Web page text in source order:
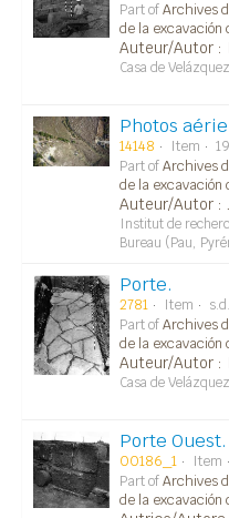
Part ofArchives
de la excavación
Auteur/Autor :
Casa de
Photos
14148 Item
Part ofArchives
de la excavación
Auteur/Autor :
Institut de
Bureau (Pau,
Porte.
2781 Item
s.d.
Part ofArchives
de la excavación
Auteur/Autor :
Casa de
Porte Ouest.
00186_1 Item
Part ofArchives
de la excavación